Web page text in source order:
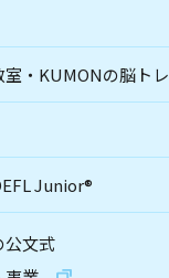
・KUMONの脳トレ
Junior®
公文式